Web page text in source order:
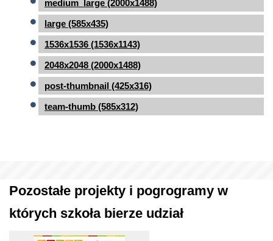
medium_large (2000x1488)
large (585x435)
1536x1536 (1536x1143)
2048x2048 (2000x1488)
post-thumbnail (425x316)
team-thumb (585x312)
Pozostałe projekty i pogrogramy w
których szkoła bierze udział